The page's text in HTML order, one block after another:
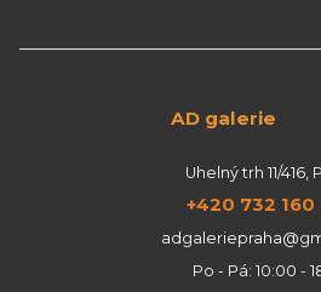
AD galerie
Uhelný trh 11/416,
+420 732 160
Po - Pá: 10:00 -